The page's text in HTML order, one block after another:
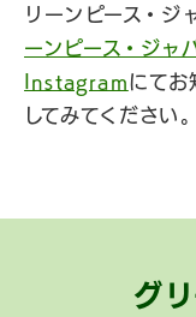
リーンピース・ジ
ーンピース・ジ
Instagramにてお
してみてください。
グ